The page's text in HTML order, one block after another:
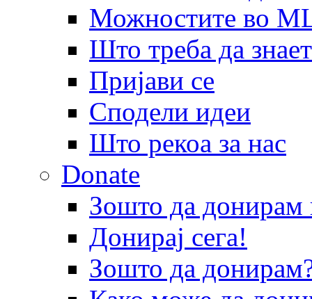
Можностите во
Што треба да
Пријави се
Сподели идеи
Што рекоа за нас
Donate
Зошто да
Донирај сега!
Зошто да